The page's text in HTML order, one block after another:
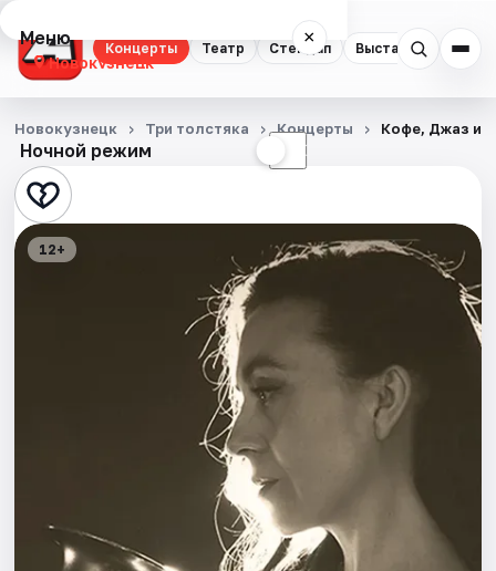
Концерты Театр Стендап Выставки
Меню ×
Новокузнецк
Концерты
Театр
Стендап
Площадки
Ночной режим ☾
Новокузнецк Три толстяка Концерты Кофе, Джаз и
12+